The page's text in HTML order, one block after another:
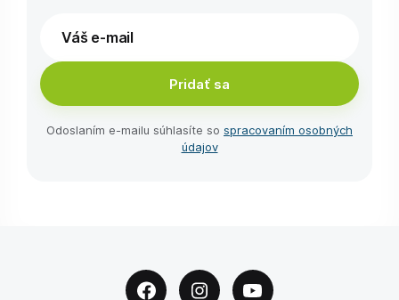
Pridať sa
Odoslaním e-⁠mailu súhlasíte so spracovaním osobných
údajov